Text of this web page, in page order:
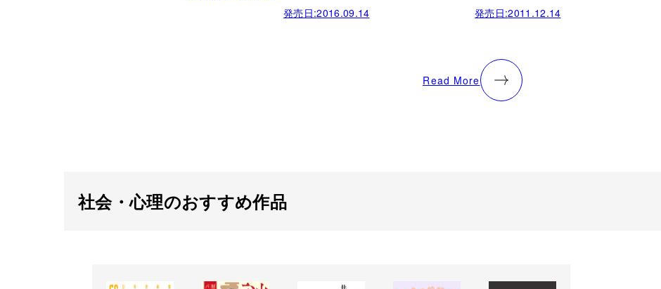
発売日:2016.09.14 発売日:2011.12.14
Read More
社会・心理のおすすめ作品